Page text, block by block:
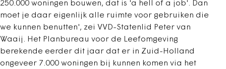
250.000 woningen bouwen, dat is 'a hell of a job'. Dan
moet je daar eigenlijk alle ruimte voor gebruiken die
we kunnen benutten', zei VVD-Statenlid Peter van
Waaij. Het Planbureau voor de Leefomgeving
berekende eerder dit jaar dat er in Zuid-Holland
ongeveer 7.000 woningen bij kunnen komen via het